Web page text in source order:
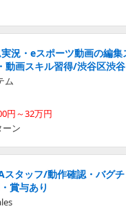
実況・eスポーツ動画の編
動画スキル習得/渋谷区渋
ム
円～32万円
ーン
スタッフ/動作確認・バグ
賞与あり